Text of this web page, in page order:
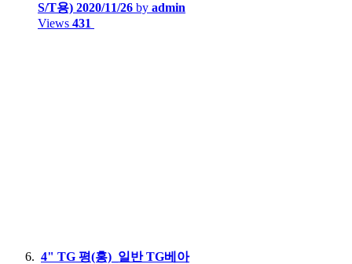
S/T용) 2020/11/26 by admin
Views 431
4" TG 평(홍)_일반 TG베아